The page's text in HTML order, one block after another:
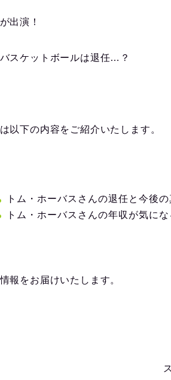
出演！
スケットボールは退任…？
以下の内容をご紹介いたします。
トム・ホーバスさんの退任と今後
トム・ホーバスさんの年収が気にな
報をお届けいたします。